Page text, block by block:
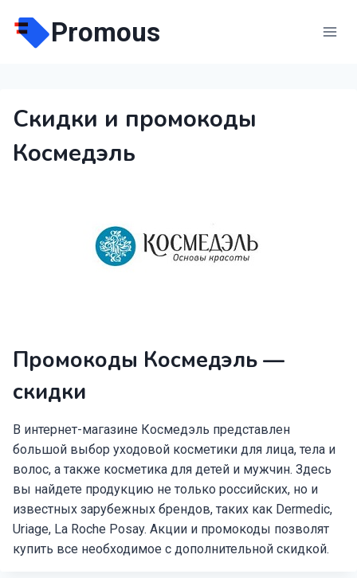
содержимому
Promous
Скидки и промокоды
Космедэль
Промокоды Космедэль —
скидки
В интернет-магазине Космедэль представлен
большой выбор уходовой косметики для лица, тела и
волос, а также косметика для детей и мужчин. Здесь
вы найдете продукцию не только российских, но и
известных зарубежных брендов, таких как Dermedic,
Uriage, La Roche Posay. Акции и промокоды позволят
купить все необходимое с дополнительной скидкой.